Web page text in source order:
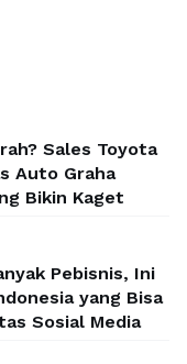
Sales Toyota
Auto Graha
Bikin Kaget
Pebisnis, Ini
yang Bisa
Sosial Media